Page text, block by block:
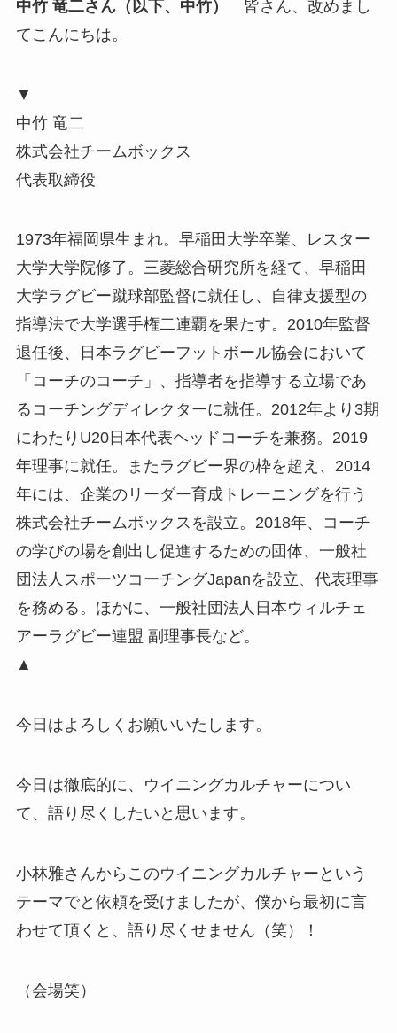
中竹 竜二さん（以下、中竹）
皆さん、改めまし
てこんにちは。
▼
中竹 竜二
株式会社チームボックス
代表取締役
1973年福岡県生まれ。早稲田大学卒業、レスター
大学大学院修了。三菱総合研究所を経て、早稲田
大学ラグビー蹴球部監督に就任し、自律支援型の
指導法で大学選手権二連覇を果たす。2010年監督
退任後、日本ラグビーフットボール協会において
「コーチのコーチ」、指導者を指導する立場であ
るコーチングディレクターに就任。2012年より3期
にわたりU20日本代表ヘッドコーチを兼務。2019
年理事に就任。またラグビー界の枠を超え、2014
年には、企業のリーダー育成トレーニングを行う
株式会社チームボックスを設立。2018年、コーチ
の学びの場を創出し促進するための団体、一般社
団法人スポーツコーチングJapanを設立、代表理事
を務める。ほかに、一般社団法人日本ウィルチェ
アーラグビー連盟 副理事長など。
▲
今日はよろしくお願いいたします。
今日は徹底的に、ウイニングカルチャーについ
て、語り尽くしたいと思います。
小林雅さんからこのウイニングカルチャーという
テーマでと依頼を受けましたが、僕から最初に言
わせて頂くと、語り尽くせません（笑）！
（会場笑）